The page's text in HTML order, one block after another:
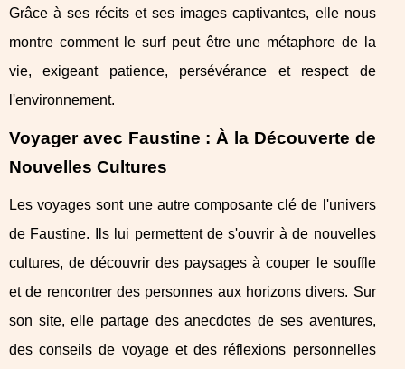
Grâce à ses récits et ses images captivantes, elle nous
montre comment le surf peut être une métaphore de la
vie, exigeant patience, persévérance et respect de
l'environnement.
Voyager avec Faustine : À la Découverte de
Nouvelles Cultures
Les voyages sont une autre composante clé de l'univers
de Faustine. Ils lui permettent de s'ouvrir à de nouvelles
cultures, de découvrir des paysages à couper le souffle
et de rencontrer des personnes aux horizons divers. Sur
son site, elle partage des anecdotes de ses aventures,
des conseils de voyage et des réflexions personnelles